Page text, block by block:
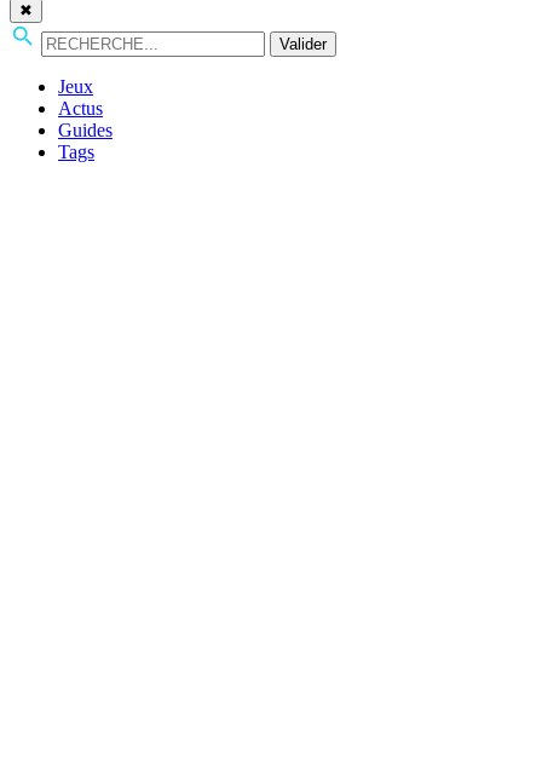
✖
Valider
Jeux
Actus
Guides
Tags